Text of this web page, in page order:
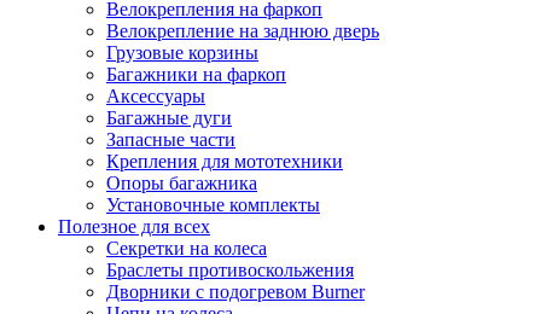
Велокрепления на фаркоп
Велокрепление на заднюю дверь
Грузовые корзины
Багажники на фаркоп
Аксессуары
Багажные дуги
Запасные части
Крепления для мототехники
Опоры багажника
Установочные комплекты
Полезное для всех
Секретки на колеса
Браслеты противоскольжения
Дворники с подогревом Burner